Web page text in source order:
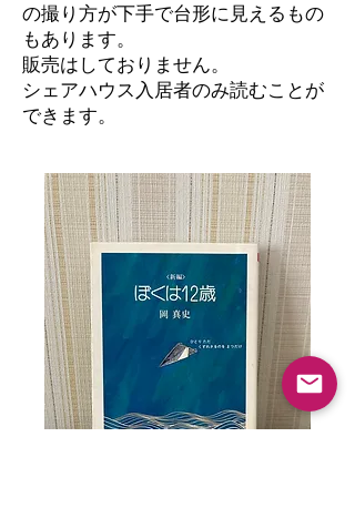
の撮り方が下手で台形に見えるもの
もあります。
​販売はしておりません。
シェアハウス入居者のみ読むことが
できます。